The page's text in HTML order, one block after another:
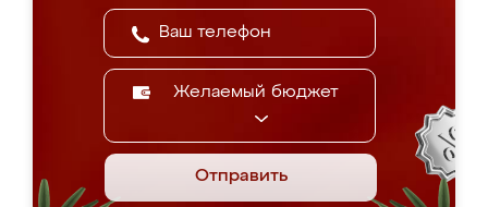
Желаемый бюджет
Отправить